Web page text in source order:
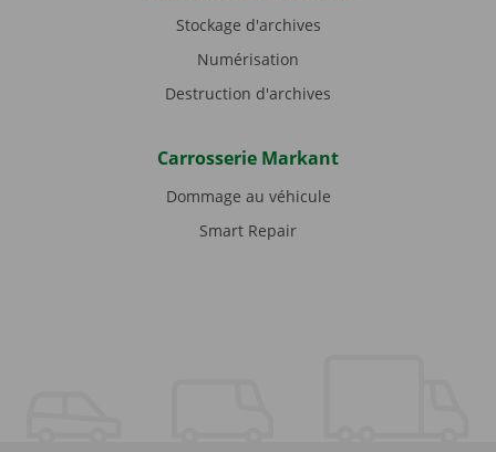
Stockage d'archives
Numérisation
Destruction d'archives
Carrosserie Markant
Dommage au véhicule
Smart Repair